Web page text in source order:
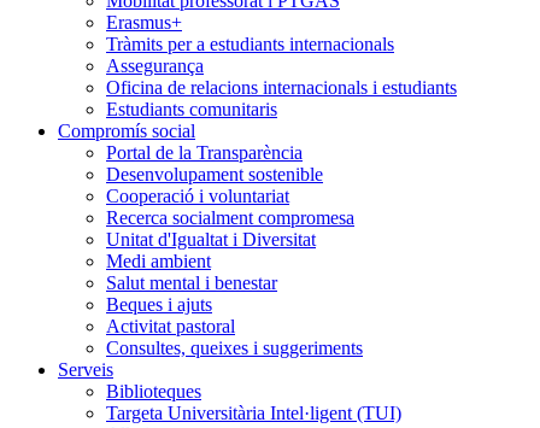
Erasmus+
Tràmits per a estudiants internacionals
Assegurança
Oficina de relacions internacionals i estudiants
Estudiants comunitaris
Compromís social
Portal de la Transparència
Desenvolupament sostenible
Cooperació i voluntariat
Recerca socialment compromesa
Unitat d'Igualtat i Diversitat
Medi ambient
Salut mental i benestar
Beques i ajuts
Activitat pastoral
Consultes, queixes i suggeriments
Serveis
Biblioteques
Targeta Universitària Intel·ligent (TUI)